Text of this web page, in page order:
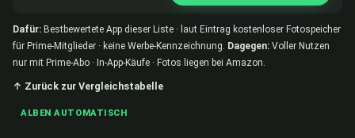
Dafür: Bestbewertete App dieser Liste · laut Eintrag kostenloser Fotospeicher
für Prime-Mitglieder · keine Werbe-Kennzeichnung. Dagegen: Voller Nutzen
nur mit Prime-Abo · In-App-Käufe · Fotos liegen bei Amazon.
↑ Zurück zur Vergleichstabelle
ALBEN AUTOMATISCH